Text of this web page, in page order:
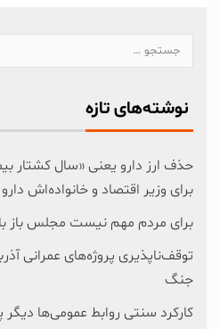
نوشته‌های تازه
حذف ارز دارو یعنی «سال کشتار
برای وزیر اقتصاد و خانواده‌اش
برای مردم مهم نیست مجلس باز
توقف‌ناپذیری پروژه‌های عمرانی
جنگ
کارکرد سنتی روابط عمومی‌ها